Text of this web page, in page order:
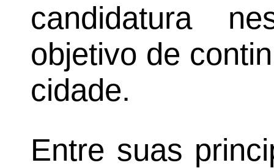
candidatura
objetivo de
cidade.
Entre suas